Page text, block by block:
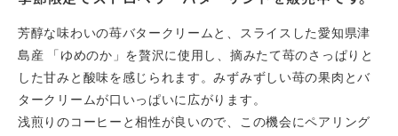
芳醇な味わいの苺バタークリームと、スライスした愛知県津
島産 「ゆめのか」を贅沢に使用し、摘みたて苺のさっぱりと
した甘みと酸味を感じられます。みずみずしい苺の果肉とバ
タークリームが口いっぱいに広がります。
浅煎りのコーヒーと相性が良いので、この機会にペアリング